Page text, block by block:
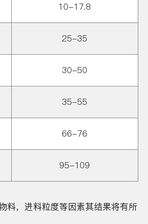
10-17.8
25-35
30-50
35-55
66-76
95-109
料，进料粒度等因素其结果将有所